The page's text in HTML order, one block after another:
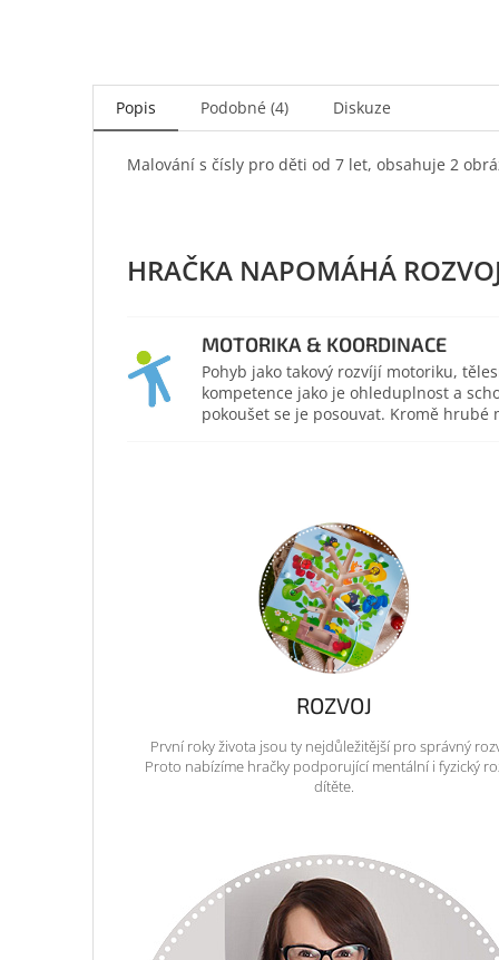
Popis Podobné (4) Diskuze
Malování s čísly pro děti od 7 let, obsahuje 2
MOTORIKA & KOORDINACE
Pohyb jako takový rozvíjí motoriku,
kompetence jako je ohleduplnost a
pokoušet se je posouvat. Kromě
ROZVOJ
První roky života jsou ty nejdůležitější pro správný
Proto nabízíme hračky podporující mentální i fyzický
dítěte.